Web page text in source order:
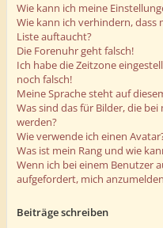
Wie kann ich meine
Wie kann ich verhindern,
Liste auftaucht?
Die Forenuhr geht falsch!
Ich habe die Zeitzone
noch falsch!
Meine Sprache steht auf
Was sind das für Bilder, die
werden?
Wie verwende ich einen
Was ist mein Rang und wie
Wenn ich bei einem Benutzer
aufgefordert, mich
Beiträge schreiben